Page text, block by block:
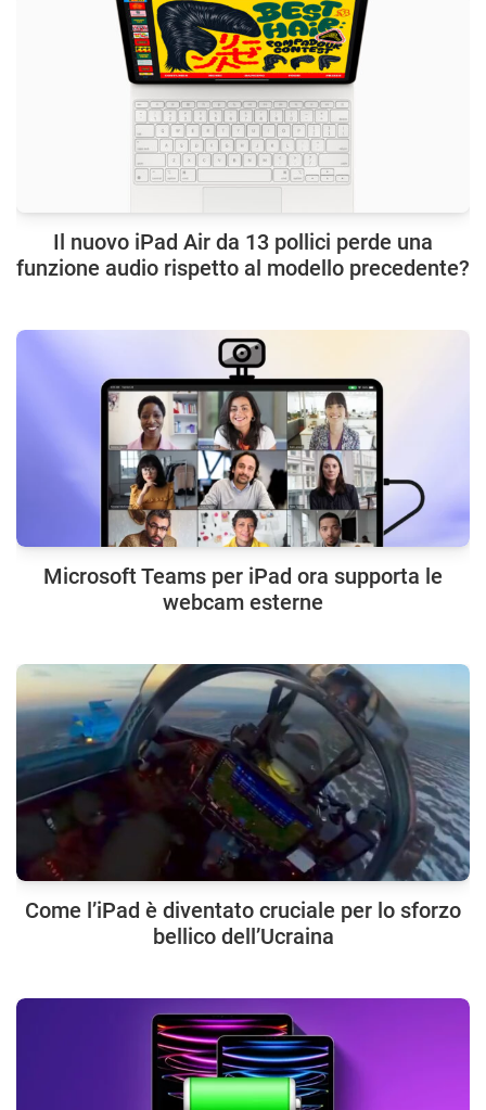
Il nuovo iPad Air da 13 pollici perde una
funzione audio rispetto al modello precedente?
Microsoft Teams per iPad ora supporta le
webcam esterne
Come l’iPad è diventato cruciale per lo sforzo
bellico dell’Ucraina